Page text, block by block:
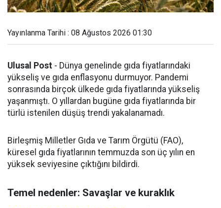
Yayınlanma Tarihi : 08 Ağustos 2026 01:30
Ulusal Post - Dünya genelinde gıda fiyatlarındaki
yükseliş ve gıda enflasyonu durmuyor. Pandemi
sonrasında birçok ülkede gıda fiyatlarında yükseliş
yaşanmıştı. O yıllardan bugüne gıda fiyatlarında bir
türlü istenilen düşüş trendi yakalanamadı.
Birleşmiş Milletler Gıda ve Tarım Örgütü (FAO),
küresel gıda fiyatlarının temmuzda son üç yılın en
yüksek seviyesine çıktığını bildirdi.
Temel nedenler: Savaşlar ve kuraklık